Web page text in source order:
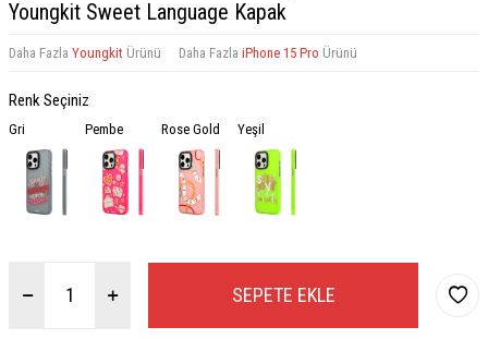
Youngkit Sweet Language Kapak
Daha Fazla Youngkit Ürünü Daha Fazla iPhone 15 Pro Ürünü
Renk Seçiniz
Gri Pembe Rose Gold Yeşil
SEPETE EKLE